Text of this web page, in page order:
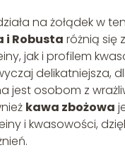
na żołądek w
i Robusta różnią się
jak i profilem
delikatniejsza,
jest osobom z
kawa zbożowa
i kwasowości,